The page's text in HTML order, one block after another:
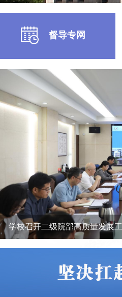
督导专网
学校召开二级院部高质量发展